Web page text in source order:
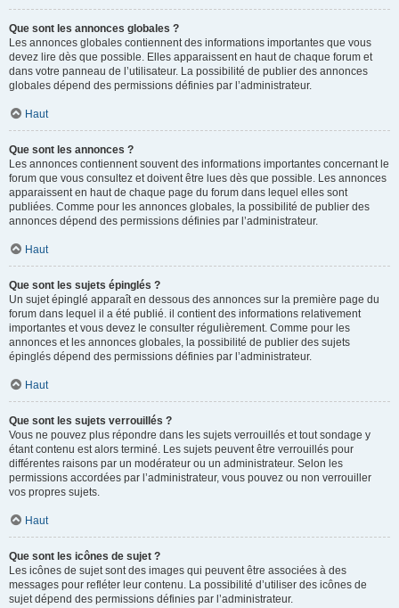
Que sont les annonces globales ?
Les annonces globales contiennent des informations importantes que vous
devez lire dès que possible. Elles apparaissent en haut de chaque forum et
dans votre panneau de l’utilisateur. La possibilité de publier des annonces
globales dépend des permissions définies par l’administrateur.
Haut
Que sont les annonces ?
Les annonces contiennent souvent des informations importantes concernant le
forum que vous consultez et doivent être lues dès que possible. Les annonces
apparaissent en haut de chaque page du forum dans lequel elles sont
publiées. Comme pour les annonces globales, la possibilité de publier des
annonces dépend des permissions définies par l’administrateur.
Haut
Que sont les sujets épinglés ?
Un sujet épinglé apparaît en dessous des annonces sur la première page du
forum dans lequel il a été publié. il contient des informations relativement
importantes et vous devez le consulter régulièrement. Comme pour les
annonces et les annonces globales, la possibilité de publier des sujets
épinglés dépend des permissions définies par l’administrateur.
Haut
Que sont les sujets verrouillés ?
Vous ne pouvez plus répondre dans les sujets verrouillés et tout sondage y
étant contenu est alors terminé. Les sujets peuvent être verrouillés pour
différentes raisons par un modérateur ou un administrateur. Selon les
permissions accordées par l’administrateur, vous pouvez ou non verrouiller
vos propres sujets.
Haut
Que sont les icônes de sujet ?
Les icônes de sujet sont des images qui peuvent être associées à des
messages pour refléter leur contenu. La possibilité d’utiliser des icônes de
sujet dépend des permissions définies par l’administrateur.